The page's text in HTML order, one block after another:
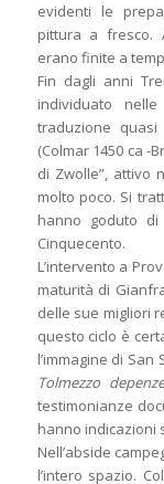
evidenti le
pittura a fresco.
erano finite a
Fin dagli anni
individuato
traduzione
(Colmar 1450 ca -
di Zwolle”, attivo
molto poco. Si
hanno goduto
Cinquecento.
L’intervento a
maturità di
delle sue migliori
questo ciclo è
l’immagine di
Tolmezzo
testimonianze
hanno indicazioni
Nell’abside
l’intero spazio.